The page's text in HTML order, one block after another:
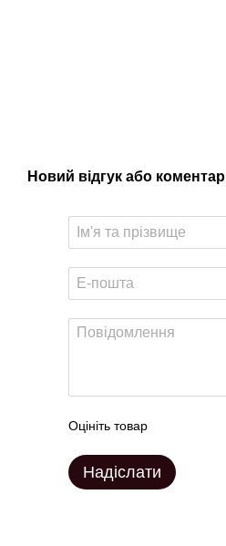
Новий відгук або коментар
Оцініть товар
Надіслати